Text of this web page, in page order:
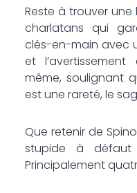
Reste à trouver une
charlatans qui
clés-en-main avec
et
même, soulignant
est une rareté, le
Que retenir de
stupide à défaut
Principalement